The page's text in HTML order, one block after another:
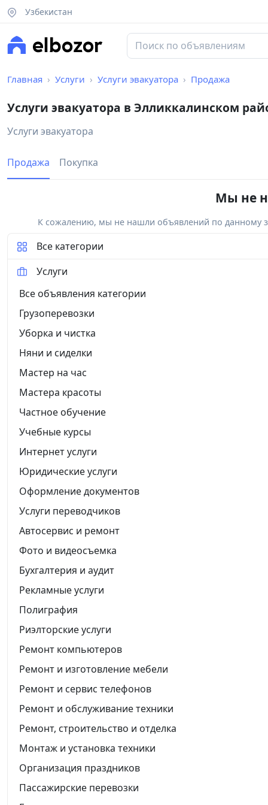
Узбекистан
Главная Услуги Услуги эвакуатора Продажа
Услуги эвакуатора в Элликкалинском
Услуги эвакуатора
Продажа Покупка
Мы не
К сожалению, мы не нашли объявлений по данному
Все категории
Услуги
Все объявления категории
Грузоперевозки
Уборка и чистка
Няни и сиделки
Мастер на час
Мастера красоты
Частное обучение
Учебные курсы
Интернет услуги
Юридические услуги
Оформление документов
Услуги переводчиков
Автосервис и ремонт
Фото и видеосъемка
Бухгалтерия и аудит
Рекламные услуги
Полиграфия
Риэлторские услуги
Ремонт компьютеров
Ремонт и изготовление мебели
Ремонт и сервис телефонов
Ремонт и обслуживание техники
Ремонт, строительство и отделка
Монтаж и установка техники
Организация праздников
Пассажирские перевозки